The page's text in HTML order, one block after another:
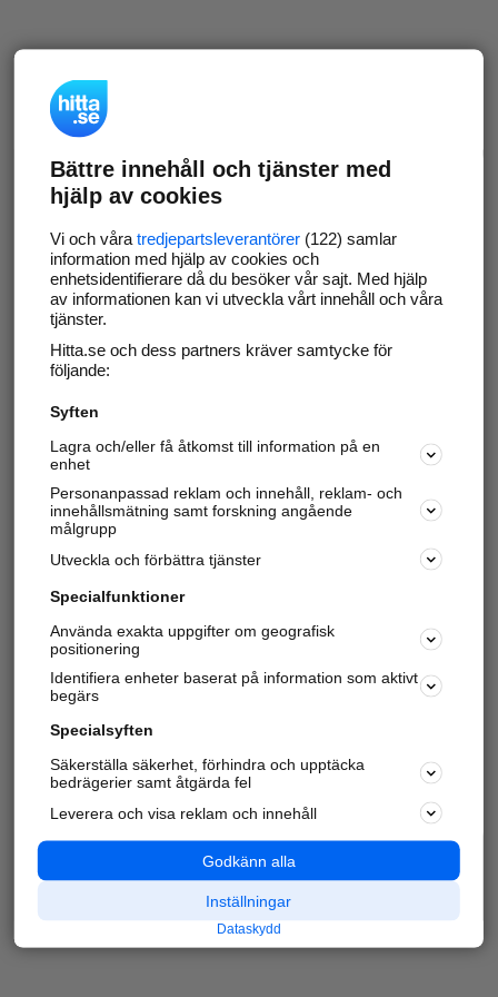
Bättre innehåll och tjänster med
hjälp av cookies
Vi och våra tredjepartsleverantörer(122) samlar
information med hjälp av cookies och
enhetsidentifierare då du besöker vår sajt. Med hjälp
av informationen kan vi utveckla vårt innehåll och våra
tjänster.
Hitta.se och dess partners kräver samtycke för
följande:
Syften
Lagra och/eller få åtkomst till information på en
enhet
Personanpassad reklam och innehåll, reklam- och
innehållsmätning samt forskning angående
målgrupp
Utveckla och förbättra tjänster
Specialfunktioner
Använda exakta uppgifter om geografisk
positionering
Identifiera enheter baserat på information som aktivt
begärs
Specialsyften
Säkerställa säkerhet, förhindra och upptäcka
bedrägerier samt åtgärda fel
Leverera och visa reklam och innehåll
Godkänn alla
Inställningar
Dataskydd